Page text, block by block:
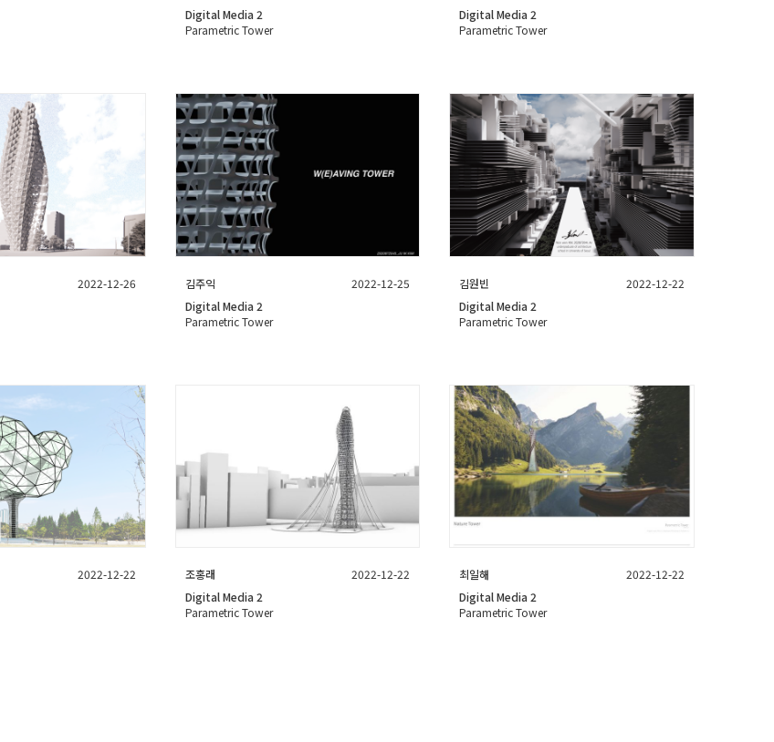
Digital Media 2
Parametric Tower
Digital Media 2
Parametric Tower
2022-12-26
김주익
2022-12-25
Digital Media 2
Parametric Tower
김원빈
2022-12-22
Digital Media 2
Parametric Tower
2022-12-22
조홍래
2022-12-22
Digital Media 2
Parametric Tower
최일해
2022-12-22
Digital Media 2
Parametric Tower